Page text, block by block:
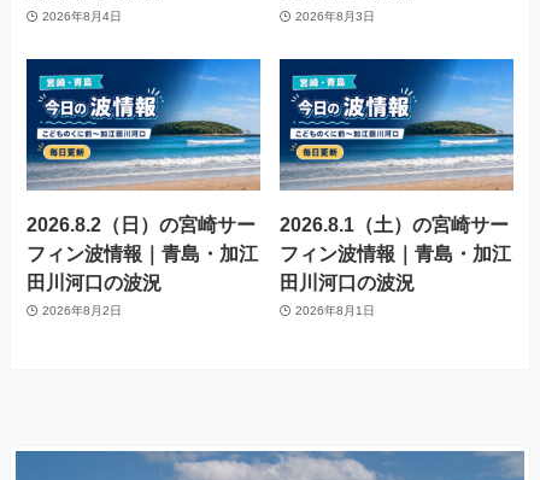
2026年8月4日 2026年8月3日
2026.8.2（日）の宮崎サー
フィン波情報｜青島・加江
田川河口の波況
2026年8月2日
2026.8.1（土）の宮崎サー
フィン波情報｜青島・加江
田川河口の波況
2026年8月1日